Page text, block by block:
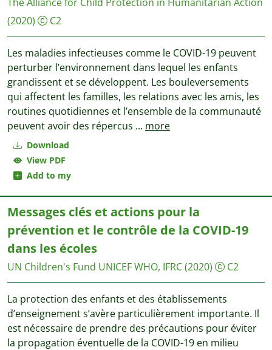
Download
View PDF
Add to my
(2020)
C2
Les maladies infectieuses comme le COVID-19 peuvent
perturber l’environnement dans lequel les enfants
grandissent et se développent. Les bouleversements
qui affectent les familles, les relations avec les amis, les
routines quotidiennes et l’ensemble de la communauté
peuvent avoir des répercus ... more
Messages clés et actions pour la
prévention et le contrôle de la COVID-19
dans les écoles
UN Children's Fund UNICEFWHO, IFRC(2020) C2
La protection des enfants et des établissements
d’enseignement s’avère particulièrement importante. Il
est nécessaire de prendre des précautions pour éviter
la propagation éventuelle de la COVID-19 en milieu